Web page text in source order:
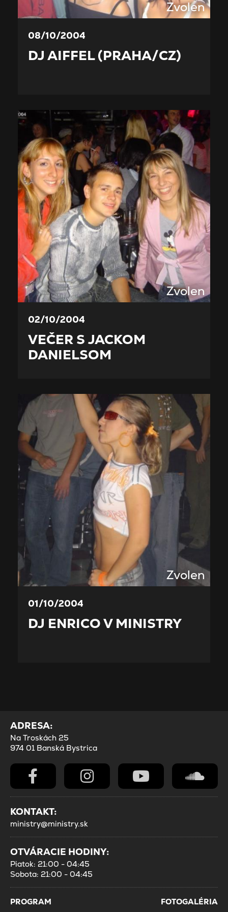
Zvolen
08/10/2004
DJ AIFFEL (PRAHA/CZ)
Zvolen
02/10/2004
VEČER S JACKOM
DANIELSOM
Zvolen
01/10/2004
DJ ENRICO V MINISTRY
ADRESA:
Na Troskách 25
974 01 Banská Bystrica
KONTAKT:
ministry@ministry.sk
OTVÁRACIE HODINY:
Piatok: 21:00 - 04:45
Sobota: 21:00 - 04:45
PROGRAM FOTOGALÉRIA